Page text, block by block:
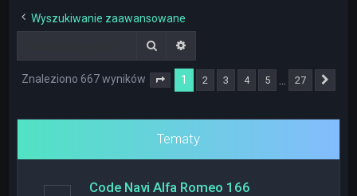
Wyszukiwanie zaawansowane
Szukaj
Znaleziono 667 wyników Strona 1z 27
1 2 3 4 5 27
Tematy
Code Navi Alfa Romeo 166